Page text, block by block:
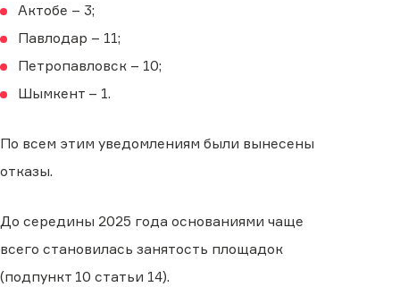
Актобе – 3;
Павлодар – 11;
Петропавловск – 10;
Шымкент – 1.
По всем этим уведомлениям были вынесены
отказы.
До середины 2025 года основаниями чаще
всего становилась занятость площадок
(подпункт 10 статьи 14).